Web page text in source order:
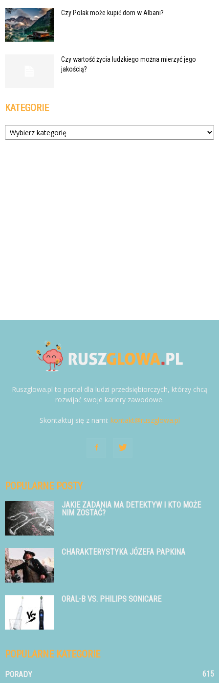
Czy Polak może kupić dom w Albani?
Czy wartość życia ludzkiego można mierzyć jego
jakością?
KATEGORIE
Kategorie
Ruszglowa.pl to portal dla ludzi przedsiębiorczych, którzy chcą
rozwijać swoje kariery zawodowe.
Skontaktuj się z nami: kontakt@ruszglowa.pl
POPULARNE POSTY
JAKIE ZADANIA MA DETEKTYW I KTO MOŻE
NIM ZOSTAĆ?
CHARAKTERYSTYKA JÓZEFA PAPKINA
ORAL-B VS. PHILIPS SONICARE
POPULARNE KATEGORIE
PORADY 615